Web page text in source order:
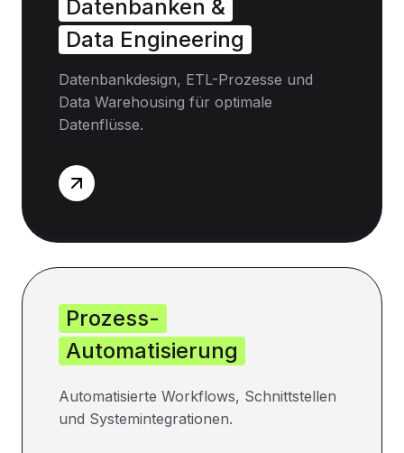
Datenbanken &
Data Engineering
Datenbankdesign, ETL-Prozesse und
Data Warehousing für optimale
Datenflüsse.
Prozess-
Automatisierung
Automatisierte Workflows, Schnittstellen
und Systemintegrationen.